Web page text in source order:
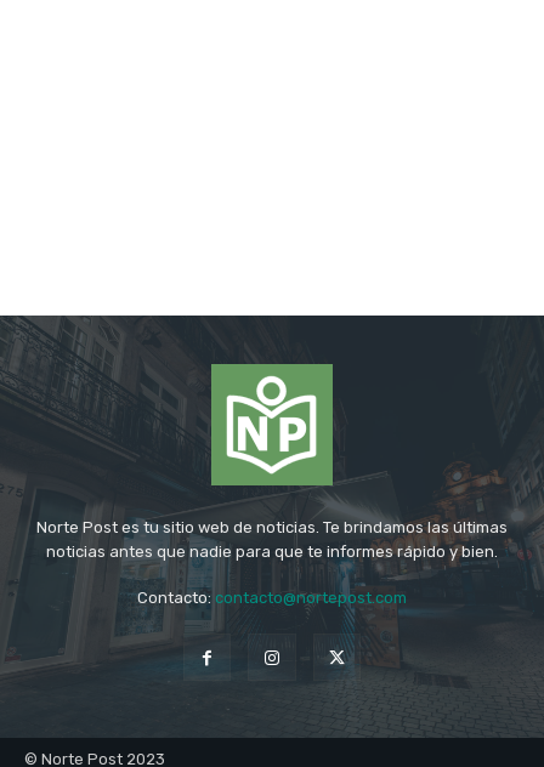
Norte Post es tu sitio web de noticias. Te brindamos las últimas
noticias antes que nadie para que te informes rápido y bien.
Contacto: contacto@nortepost.com
© Norte Post 2023